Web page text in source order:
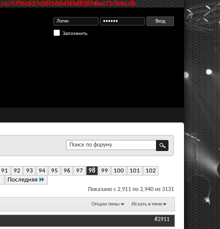
47f9cc627c06f1cbb4f6bd8389dacc73/links.db
Запомнить
91 92 93 94 95 96 97 98 99 100 101
102
Последняя
Показано с 2,911 по 2,940 из 3131
Опции темы Искать в теме
#2911